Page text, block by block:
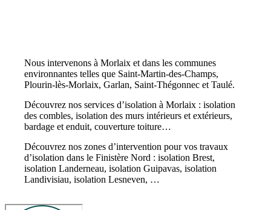
Nous intervenons à Morlaix et dans les communes
environnantes telles que Saint-Martin-des-Champs,
Plourin-lès-Morlaix, Garlan, Saint-Thégonnec et Taulé.
Découvrez nos services d’isolation à Morlaix : isolation
des combles, isolation des murs intérieurs et extérieurs,
bardage et enduit, couverture toiture…
Découvrez nos zones d’intervention pour vos travaux
d’isolation dans le Finistère Nord : isolation Brest,
isolation Landerneau, isolation Guipavas, isolation
Landivisiau, isolation Lesneven, …